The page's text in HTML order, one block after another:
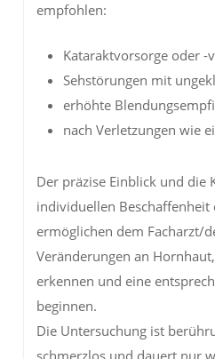
empfohlen:
Kataraktvorsorge oder
Sehstörungen mit
erhöhte
nach Verletzungen wie
Der präzise Einblick und die
individuellen Beschaffenheit
ermöglichen dem Facharzt/
Veränderungen an
erkennen und eine
beginnen.
Die Untersuchung ist
schmerzlos und dauert nur